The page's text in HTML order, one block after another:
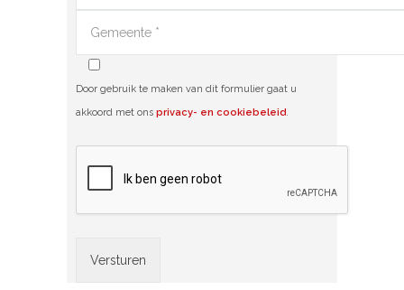
Door gebruik te maken van dit formulier gaat u
akkoord met ons privacy- en cookiebeleid.